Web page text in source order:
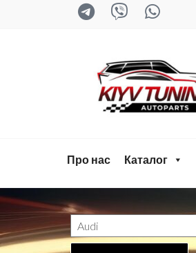
tuning.com
Про нас Каталог